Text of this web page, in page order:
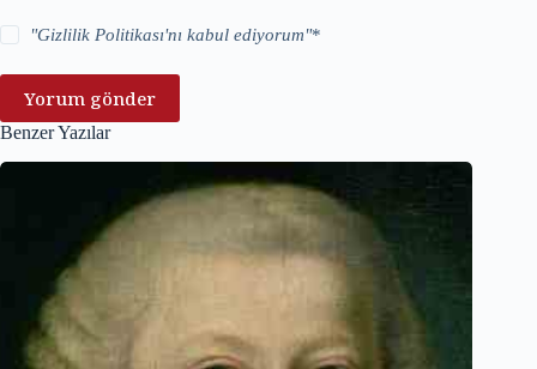
"Gizlilik Politikası'nı kabul ediyorum"*
Yorum gönder
Benzer Yazılar